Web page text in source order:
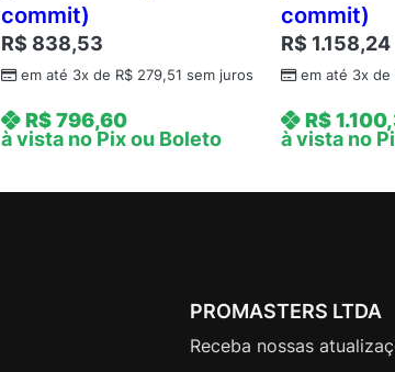
commit)
R$ 838,53
em até 3x de R$ 279,51 sem juros
R$796,60
à vista no Pix ou Boleto
commit)
R$ 1.158,24
em até 3x de
R$
à vista no
PROMASTERS LTDA
Receba nossas